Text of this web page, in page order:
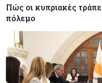
Πώς οι κυπριακές
πόλεμο